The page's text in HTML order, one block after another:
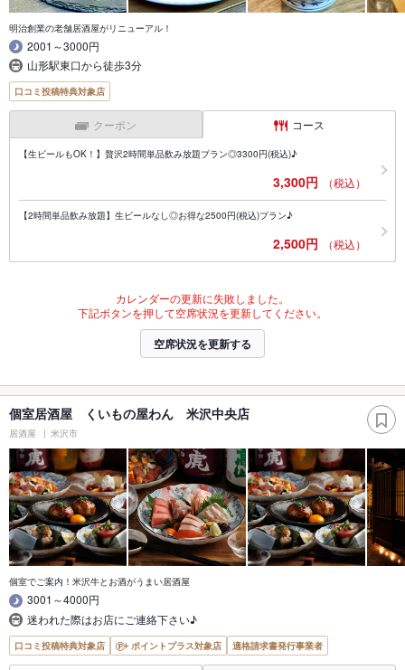
明治創業の老舗居酒屋がリニューアル！
2001～3000円
山形駅東口から徒歩3分
口コミ投稿特典対象店
クーポン コース
【生ビールもOK！】贅沢2時間単品飲み放題プラン◎3300円(税込)♪
3,300円 （税込）
【2時間単品飲み放題】生ビールなし◎お得な2500円(税込)プラン♪
2,500円 （税込）
カレンダーの更新に失敗しました。
下記ボタンを押して空席状況を更新してください。
空席状況を更新する
個室居酒屋 くいもの屋わん 米沢中央店
居酒屋 米沢市
個室でご案内！米沢牛とお酒がうまい居酒屋
3001～4000円
迷われた際はお店にご連絡下さい♪
口コミ投稿特典対象店 ポイントプラス対象店 適格請求書発行事業者